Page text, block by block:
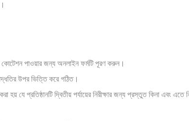
পাওয়ার জন্য অনলাইন ফর্মটি পূরণ করুন।
উপর ভিত্তি করে গঠিত।
হয় যে প্রতিষ্ঠানটি দ্বিতীয় পর্যায়ের নিরীক্ষার জন্য প্রস্তুত কিনা এবং এতে